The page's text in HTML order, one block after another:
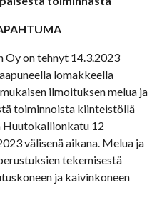
on tehnyt 14.3.2023
lomakkeella
ilmoituksen melua ja
toiminnoista kiinteistöllä
12
välisenä aikana. Melua ja
tekemisestä
ja kaivinkoneen